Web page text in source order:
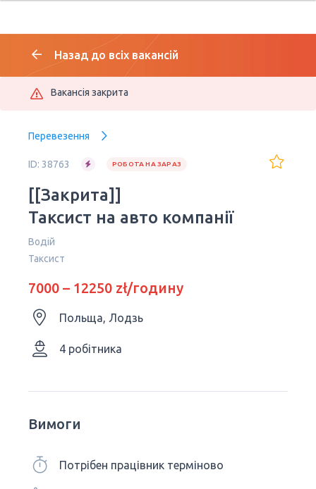
Назад до всіх вакансій
Вакансія закрита
Перевезення
ID: 38763 РОБОТА НА ЗАРАЗ
[[Закрита]]
Таксист на авто компанії
Водій
Таксист
7000 – 12250 zł/годину
Польща, Лодзь
4 робітника
Вимоги
Потрібен працівник терміново